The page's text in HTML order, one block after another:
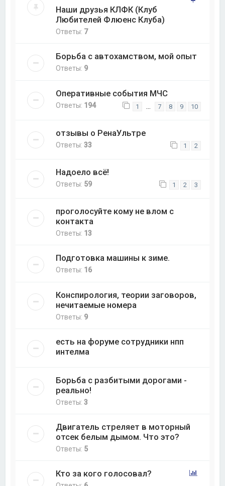
Наши друзья КЛФК (Клуб
Любителей Флюенс Клуба)
Ответы: 7
Борьба с автохамством, мой опыт
Ответы: 9
Оперативные события МЧС
Ответы: 194 1 7 8 9 10
отзывы о РенаУльтре
Ответы:33 1 2
Надоело всё!
Ответы: 59 1 2 3
проголосуйте кому не влом с
контакта
Ответы: 13
Подготовка машины к зиме.
Ответы: 16
Конспирология, теории заговоров,
нечитаемые номера
Ответы: 9
есть на форуме сотрудники нпп
интелма
Борьба с разбитыми дорогами -
реально!
Ответы:3
Двигатель стреляет в моторный
отсек белым дымом. Что это?
Ответы: 5
Кто за кого голосовал?